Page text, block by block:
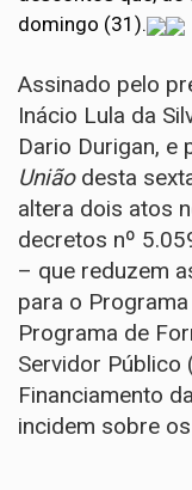
domingo (31).
Assinado pelo
Inácio Lula da
Dario Durigan, e
Uniãodesta
altera dois atos
decretos nº
– que reduzem
para o
Programa de
Servidor Público
Financiamento
incidem sobre